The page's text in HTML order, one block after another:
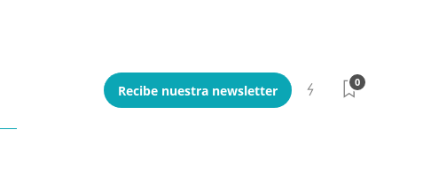
Recibe nuestra newsletter
0